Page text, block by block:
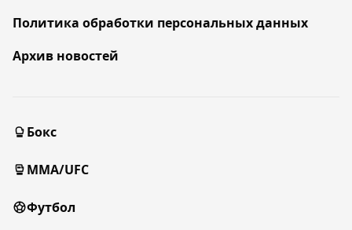
Политика обработки персональных данных
Архив новостей
Бокс
MMA/UFC
Футбол